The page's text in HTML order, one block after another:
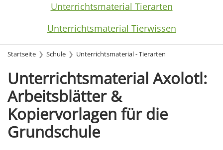
Unterrichtsmaterial Tierarten
Unterrichtsmaterial Tierwissen
Startseite Schule Unterrichtsmaterial - Tierarten
Unterrichtsmaterial Axolotl:
Arbeitsblätter &
Kopiervorlagen für die
Grundschule